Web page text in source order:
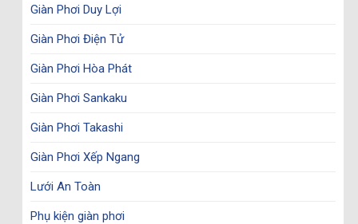
Giàn Phơi Duy Lợi
Giàn Phơi Điện Tử
Giàn Phơi Hòa Phát
Giàn Phơi Sankaku
Giàn Phơi Takashi
Giàn Phơi Xếp Ngang
Lưới An Toàn
Phụ kiện giàn phơi